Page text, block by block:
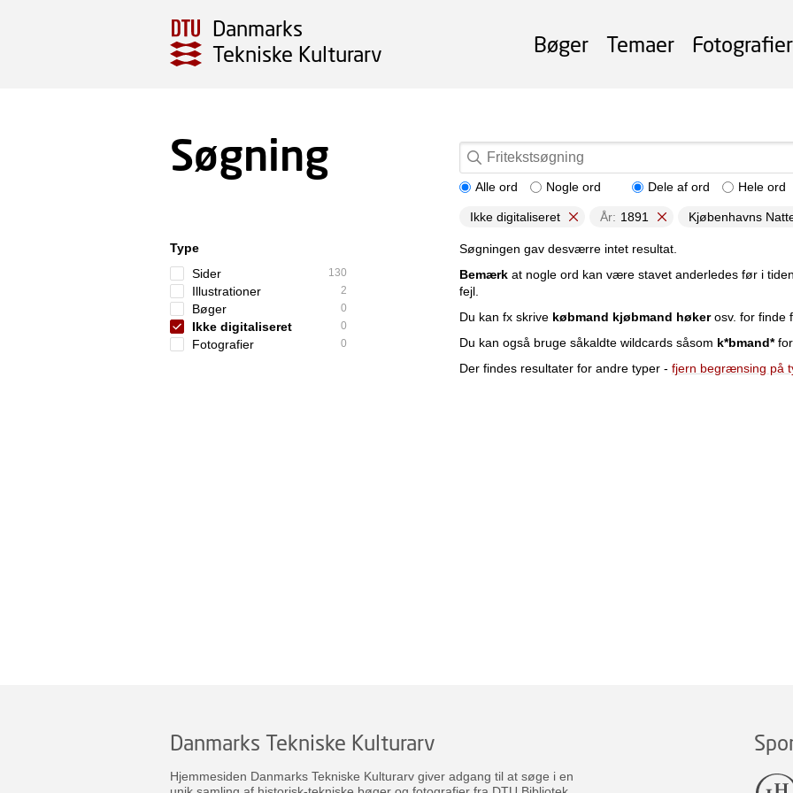
Danmarks
Tekniske Kulturarv
Bøger Temaer Fotografier
Søgning
Alle ord Nogle ord Dele af ord Hele ord
Ikke digitaliseret År: 1891 Kjøbenhavns
Type
Sider
130
Illustrationer 2
Bøger 0
Ikke digitaliseret 0
Fotografier 0
Søgningen gav desværre intet resultat.
Bemærkat nogle ord kan være stavet anderledes før i
fejl.
Du kan fx skrive købmand kjøbmand høkerosv. for finde
Du kan også bruge såkaldte wildcards såsom k*bmand*for
Der findes resultater for andre typer - fjern begrænsing på
Danmarks Tekniske Kulturarv
Hjemmesiden Danmarks Tekniske Kulturarv giver adgang til at søge i en